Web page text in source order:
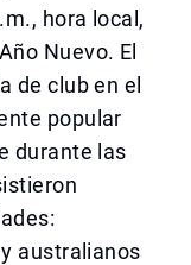
hora local,
Nuevo. El
de club en el
popular
durante las
australianos